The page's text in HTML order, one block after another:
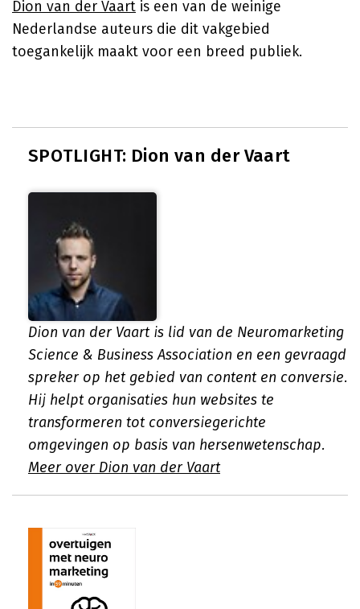
Dion van der Vaart is een van de weinige
Nederlandse auteurs die dit vakgebied
toegankelijk maakt voor een breed publiek.
SPOTLIGHT: Dion van der Vaart
Dion van der Vaart is lid van de Neuromarketing
Science & Business Association en een gevraagd
spreker op het gebied van content en conversie.
Hij helpt organisaties hun websites te
transformeren tot conversiegerichte
omgevingen op basis van hersenwetenschap.
Meer over Dion van der Vaart